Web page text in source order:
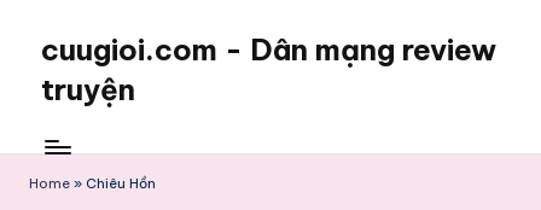
cuugioi.com - Dân mạng review
truyện
Home » Chiêu Hồn